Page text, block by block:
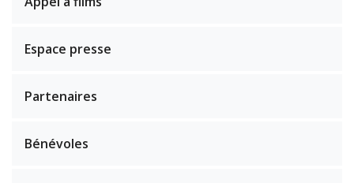
Espace presse
Partenaires
Bénévoles